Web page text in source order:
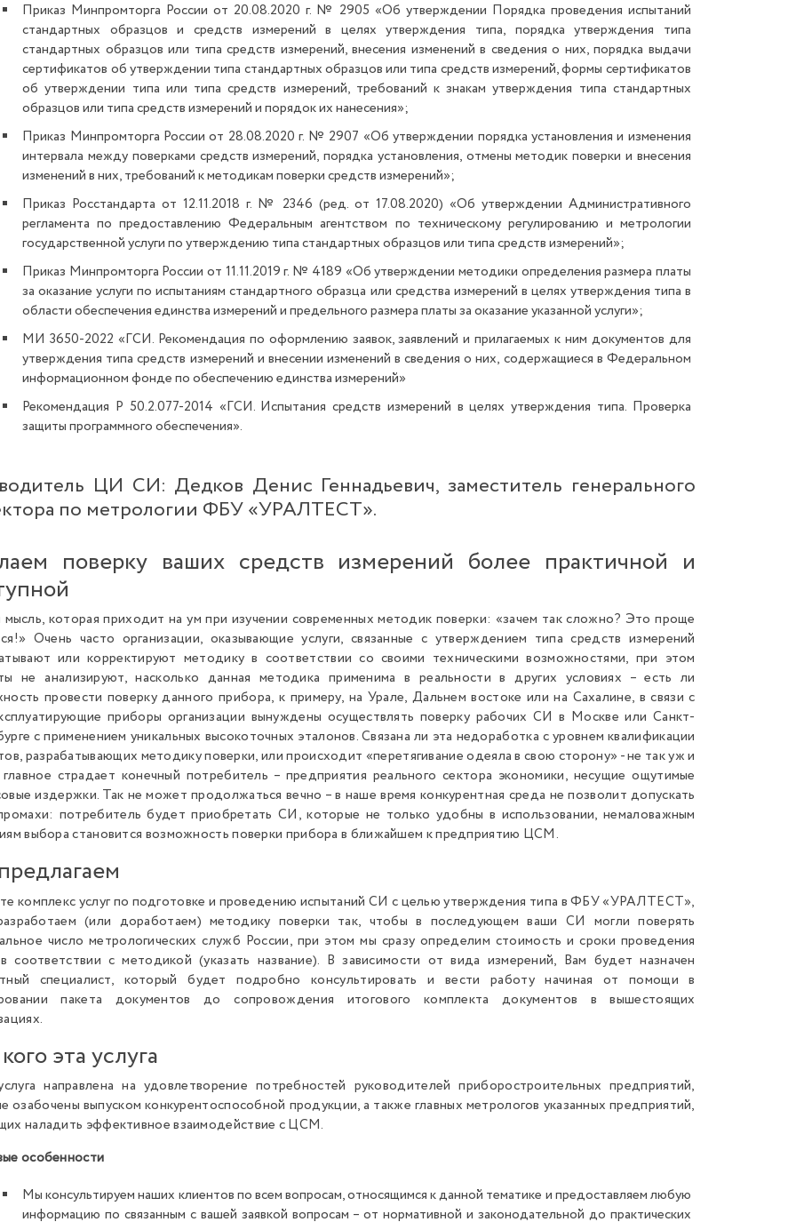
Приказ Минпромторга России от 20.08.2020 г. № 2905 «Об утверждении Порядка проведения испытаний
стандартных образцов и средств измерений в целях утверждения типа, порядка утверждения типа
стандартных образцов или типа средств измерений, внесения изменений в сведения о них, порядка выдачи
сертификатов об утверждении типа стандартных образцов или типа средств измерений, формы сертификатов
об утверждении типа или типа средств измерений, требований к знакам утверждения типа стандартных
образцов или типа средств измерений и порядок их нанесения»;
Приказ Минпромторга России от 28.08.2020 г. № 2907 «Об утверждении порядка установления и изменения
интервала между поверками средств измерений, порядка установления, отмены методик поверки и внесения
изменений в них, требований к методикам поверки средств измерений»;
Приказ Росстандарта от 12.11.2018 г. № 2346 (ред. от 17.08.2020) «Об утверждении Административного
регламента по предоставлению Федеральным агентством по техническому регулированию и метрологии
государственной услуги по утверждению типа стандартных образцов или типа средств измерений»;
Приказ Минпромторга России от 11.11.2019 г. № 4189 «Об утверждении методики определения размера платы
за оказание услуги по испытаниям стандартного образца или средства измерений в целях утверждения типа в
области обеспечения единства измерений и предельного размера платы за оказание указанной услуги»;
МИ 3650-2022 «ГСИ. Рекомендация по оформлению заявок, заявлений и прилагаемых к ним документов для
утверждения типа средств измерений и внесении изменений в сведения о них, содержащиеся в Федеральном
информационном фонде по обеспечению единства измерений»
Рекомендация Р 50.2.077-2014 «ГСИ. Испытания средств измерений в целях утверждения типа. Проверка
защиты программного обеспечения».
ЦИ СИ: Дедков Денис Геннадьевич, заместитель генерального
по метрологии ФБУ «УРАЛТЕСТ».
поверку ваших средств измерений более практичной и
мысль, которая приходит на ум при изучении современных методик поверки: «зачем так сложно? Это проще
Очень часто организации, оказывающие услуги, связанные с утверждением типа средств измерений
или корректируют методику в соответствии со своими техническими возможностями, при этом
не анализируют, насколько данная методика применима в реальности в других условиях – есть ли
провести поверку данного прибора, к примеру, на Урале, Дальнем востоке или на Сахалине, в связи с
приборы организации вынуждены осуществлять поверку рабочих СИ в Москве или Санкт-
с применением уникальных высокоточных эталонов. Связана ли эта недоработка с уровнем квалификации
разрабатывающих методику поверки, или происходит «перетягивание одеяла в свою сторону» - не так уж и
страдает конечный потребитель – предприятия реального сектора экономики, несущие ощутимые
издержки. Так не может продолжаться вечно – в наше время конкурентная среда не позволит допускать
потребитель будет приобретать СИ, которые не только удобны в использовании, немаловажным
выбора становится возможность поверки прибора в ближайшем к предприятию ЦСМ.
комплекс услуг по подготовке и проведению испытаний СИ с целью утверждения типа в ФБУ «УРАЛТЕСТ»,
(или доработаем) методику поверки так, чтобы в последующем ваши СИ могли поверять
число метрологических служб России, при этом мы сразу определим стоимость и сроки проведения
соответствии с методикой (указать название). В зависимости от вида измерений, Вам будет назначен
специалист, который будет подробно консультировать и вести работу начиная от помощи в
пакета документов до сопровождения итогового комплекта документов в вышестоящих
эта услуга
направлена на удовлетворение потребностей руководителей приборостроительных предприятий,
озабочены выпуском конкурентоспособной продукции, а также главных метрологов указанных предприятий,
наладить эффективное взаимодействие с ЦСМ.
особенности
Мы консультируем наших клиентов по всем вопросам, относящимся к данной тематике и предоставляем любую
информацию по связанным с вашей заявкой вопросам – от нормативной и законодательной до практических